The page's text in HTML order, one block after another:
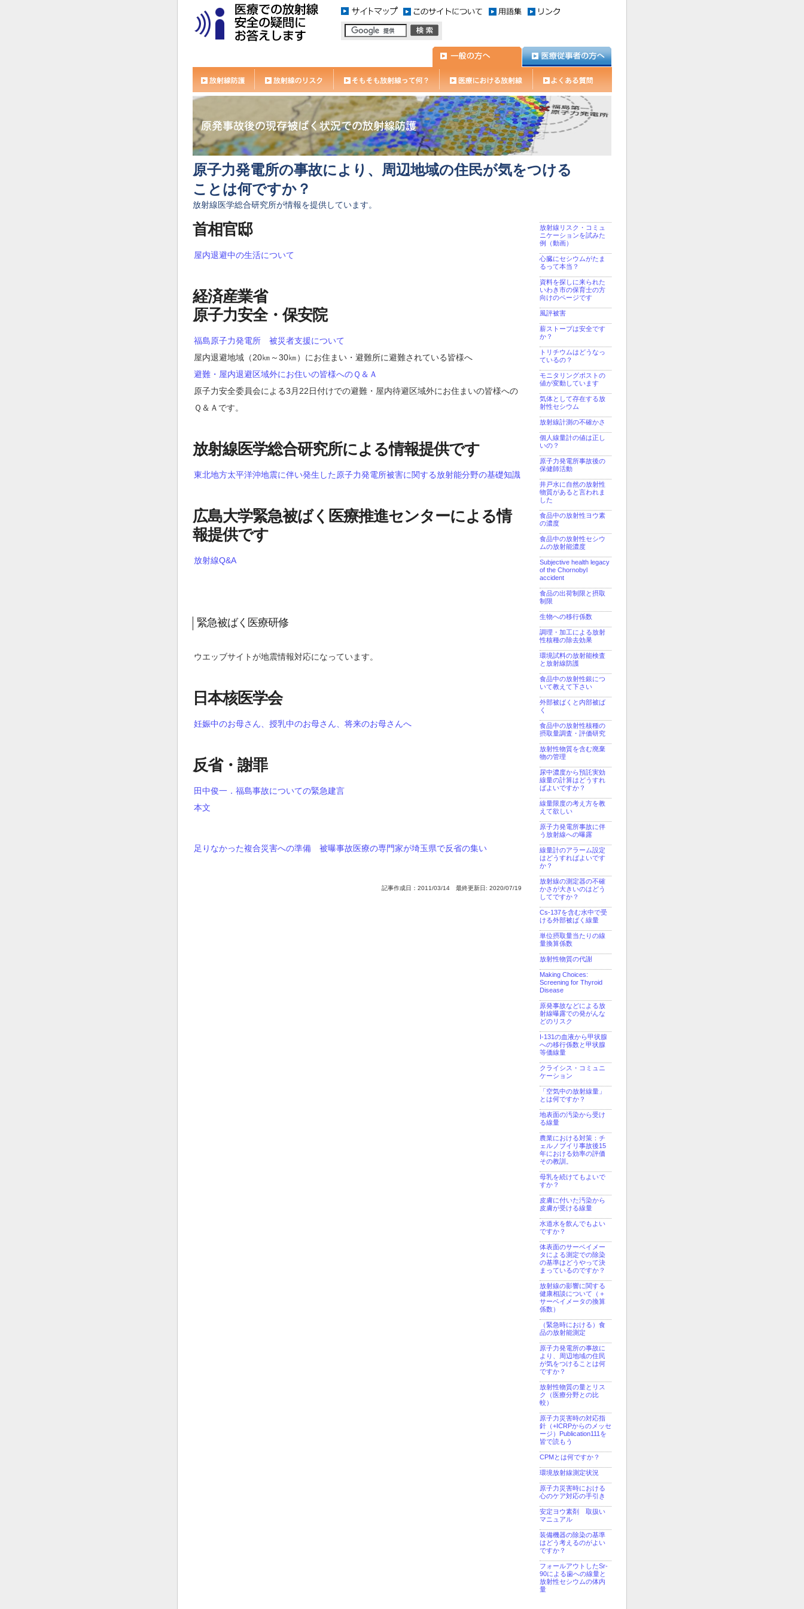
原子力発電所の事故により、周辺地域の住民が気をつける
ことは何ですか？
放射線医学総合研究所が情報を提供しています。
首相官邸
屋内退避中の生活について
経済産業省
原子力安全・保安院
福島原子力発電所 被災者支援について
屋内退避地域（20㎞～30㎞）にお住まい・避難所に避難されている皆様へ
避難・屋内退避区域外にお住いの皆様へのＱ＆Ａ
原子力安全委員会による3月22日付けでの避難・屋内待避区域外にお住まいの皆様への
Ｑ＆Ａです。
放射線医学総合研究所による情報提供です
東北地方太平洋沖地震に伴い発生した原子力発電所被害に関する放射能分野の基礎知識
広島大学緊急被ばく医療推進センターによる情
報提供です
放射線Q&A
緊急被ばく医療研修
ウエッブサイトが地震情報対応になっています。
日本核医学会
妊娠中のお母さん、授乳中のお母さん、将来のお母さんへ
反省・謝罪
田中俊一．福島事故についての緊急建言
本文
足りなかった複合災害への準備 被曝事故医療の専門家が埼玉県で反省の集い
記事作成日：2011/03/14 最終更新日: 2020/07/19
放射線リスク・コミュ
ニケーションを試みた
例（動画）
心臓にセシウムがたま
るって本当？
資料を探しに来られた
いわき市の保育士の方
向けのページです
風評被害
薪ストーブは安全です
か？
トリチウムはどうなっ
ているの？
モニタリングポストの
値が変動しています
気体として存在する放
射性セシウム
放射線計測の不確かさ
個人線量計の値は正し
いの？
原子力発電所事故後の
保健師活動
井戸水に自然の放射性
物質があると言われま
した
食品中の放射性ヨウ素
の濃度
食品中の放射性セシウ
ムの放射能濃度
Subjective health legacy
of the Chornobyl
accident
食品の出荷制限と摂取
制限
生物への移行係数
調理・加工による放射
性核種の除去効果
環境試料の放射能検査
と放射線防護
食品中の放射性銀につ
いて教えて下さい
外部被ばくと内部被ば
く
食品中の放射性核種の
摂取量調査・評価研究
放射性物質を含む廃棄
物の管理
尿中濃度から預託実効
線量の計算はどうすれ
ばよいですか？
線量限度の考え方を教
えて欲しい
原子力発電所事故に伴
う放射線への曝露
線量計のアラーム設定
はどうすればよいです
か？
放射線の測定器の不確
かさが大きいのはどう
してですか？
Cs-137を含む水中で受
ける外部被ばく線量
単位摂取量当たりの線
量換算係数
放射性物質の代謝
Making Choices:
Screening for Thyroid
Disease
原発事故などによる放
射線曝露での発がんな
どのリスク
I-131の血液から甲状腺
への移行係数と甲状腺
等価線量
クライシス・コミュニ
ケーション
「空気中の放射線量」
とは何ですか？
地表面の汚染から受け
る線量
農業における対策：チ
ェルノブイリ事故後15
年における効率の評価
その教訓。
母乳を続けてもよいで
すか？
皮膚に付いた汚染から
皮膚が受ける線量
水道水を飲んでもよい
ですか？
体表面のサーベイメー
タによる測定での除染
の基準はどうやって決
まっているのですか？
放射線の影響に関する
健康相談について（＋
サーベイメータの換算
係数）
（緊急時における）食
品の放射能測定
原子力発電所の事故に
より、周辺地域の住民
が気をつけることは何
ですか？
放射性物質の量とリス
ク（医療分野との比
較）
原子力災害時の対応指
針（+ICRPからのメッセ
ージ）Publication111を
皆で読もう
CPMとは何ですか？
環境放射線測定状況
原子力災害時における
心のケア対応の手引き
安定ヨウ素剤 取扱い
マニュアル
装備機器の除染の基準
はどう考えるのがよい
ですか？
フォールアウトしたSr-
90による歯への線量と
放射性セシウムの体内
量